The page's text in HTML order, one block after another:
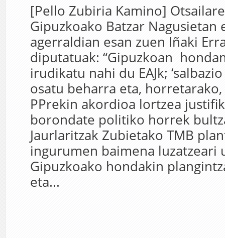
[Pello Zubiria Kamino]
Gipuzkoako Batzar Nagusietan
agerraldian esan zuen Iñaki
diputatuak: “Gipuzkoan
irudikatu nahi du EAJk;
osatu beharra eta, horretarako,
PPrekin akordioa lortzea
borondate politiko horrek
Jaurlaritzak Zubietako TMB
ingurumen baimena luzatzeari
Gipuzkoako hondakin
eta...